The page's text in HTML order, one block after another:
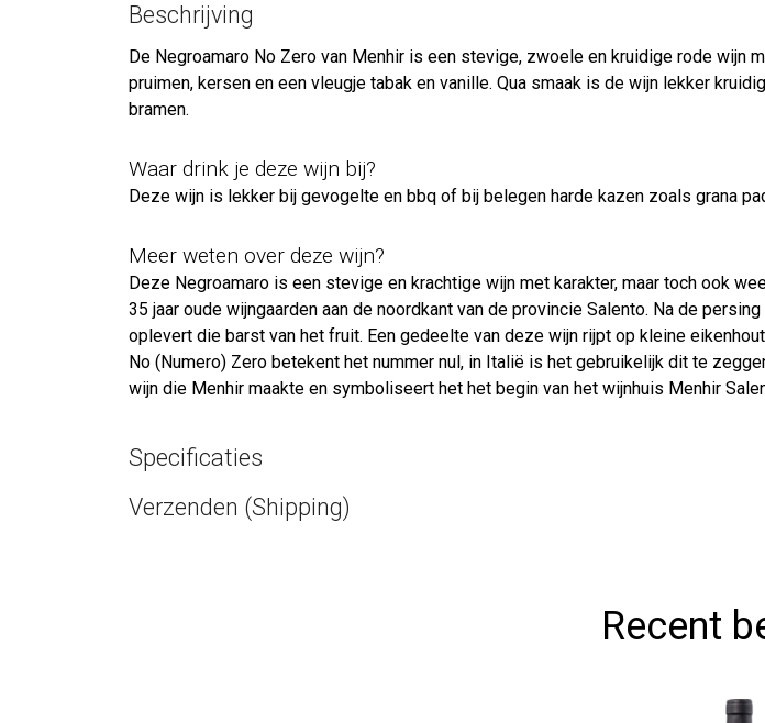
Beschrijving
De Negroamaro No Zero van Menhir is een stevige, zwoele en kruidige rode wijn
pruimen, kersen en een vleugje tabak en vanille. Qua smaak is de wijn lekker
bramen.
Waar drink je deze wijn bij?
Deze wijn is lekker bij gevogelte en bbq of bij belegen harde kazen zoals grana
Meer weten over deze wijn?
Deze Negroamaro is een stevige en krachtige wijn met karakter, maar toch ook
35 jaar oude wijngaarden aan de noordkant van de provincie Salento. Na de
oplevert die barst van het fruit. Een gedeelte van deze wijn rijpt op kleine
No (Numero) Zero betekent het nummer nul, in Italië is het gebruikelijk dit te
wijn die Menhir maakte en symboliseert het het begin van het wijnhuis Menhir
Specificaties
Verzenden (Shipping)
Recent